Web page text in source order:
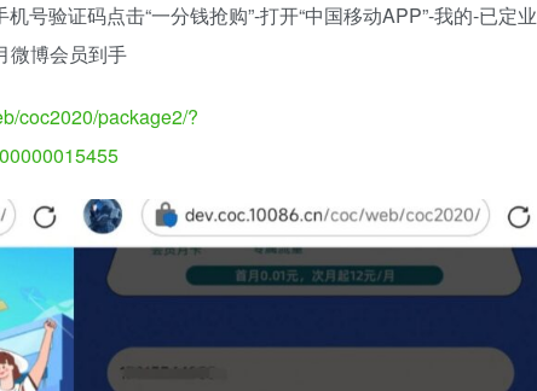
号验证码点击“一分钱抢购”-打开“中国移动APP”-我的-已定业
微博会员到手
coc2020/package2/?